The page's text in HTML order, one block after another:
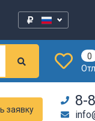
0
заявку
8-